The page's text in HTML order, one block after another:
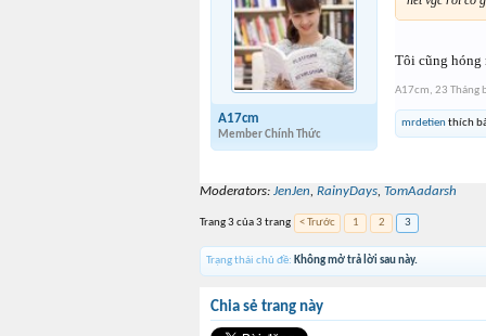
A17cm
Member Chính Thức
Tôi cũng hóng
A17cm, 23 Tháng
mrdetienthích
Moderators: JenJen, RainyDays, TomAadarsh
Trang 3 của 3 trang < Trước 1 2 3
Trạng thái chủ đề: Không mở trả lời sau này.
Chia sẻ trang này